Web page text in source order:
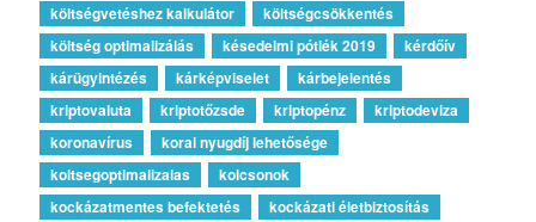
költségvetéshez kalkulátor
költségcsökkentés
költség optimalizálás
késedelmi pótlék 2019
kérdőív
kárügyintézés
kárképviselet
kárbejelentés
kriptovaluta
kriptotőzsde kriptopénz
kriptodeviza
koronavírus
korai nyugdíj lehetősége
koltsegoptimalizalas
kolcsonok
kockázatmentes befektetés
kockázati életbiztosítás